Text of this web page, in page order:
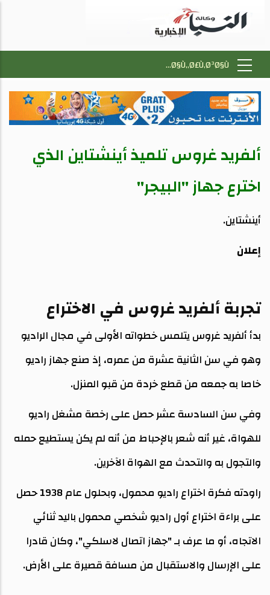
ألفريد غروس تلميذ أينشتاين الذي
اخترع جهاز "البيجر"
أينشتاين.
إعلان
تجربة ألفريد غروس في الاختراع
بدأ ألفريد غروس يتلمس خطواته الأولى في مجال الراديو
وهو في سن الثانية عشرة من عمره، إذ صنع جهاز راديو
خاصا به جمعه من قطع خردة من قبو المنزل.
وفي سن السادسة عشر حصل على رخصة مشغل راديو
للهواة، غير أنه شعر بالإحباط من أنه لم يكن يستطيع حمله
والتجول به والتحدث مع الهواة الآخرين.
راودته فكرة اختراع راديو محمول، وبحلول عام 1938 حصل
على براءة اختراع أول راديو شخصي محمول باليد ثنائي
الاتجاه، أو ما عرف بـ "جهاز اتصال لاسلكي"، وكان قادرا
على الإرسال والاستقبال من مسافة قصيرة على الأرض.